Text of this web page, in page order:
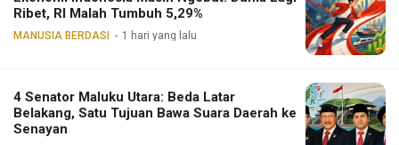
Ribet, RI Malah Tumbuh 5,29%
MANUSIA BERDASI 1 hari yang lalu
4 Senator Maluku Utara: Beda Latar
Belakang, Satu Tujuan Bawa Suara Daerah ke
Senayan